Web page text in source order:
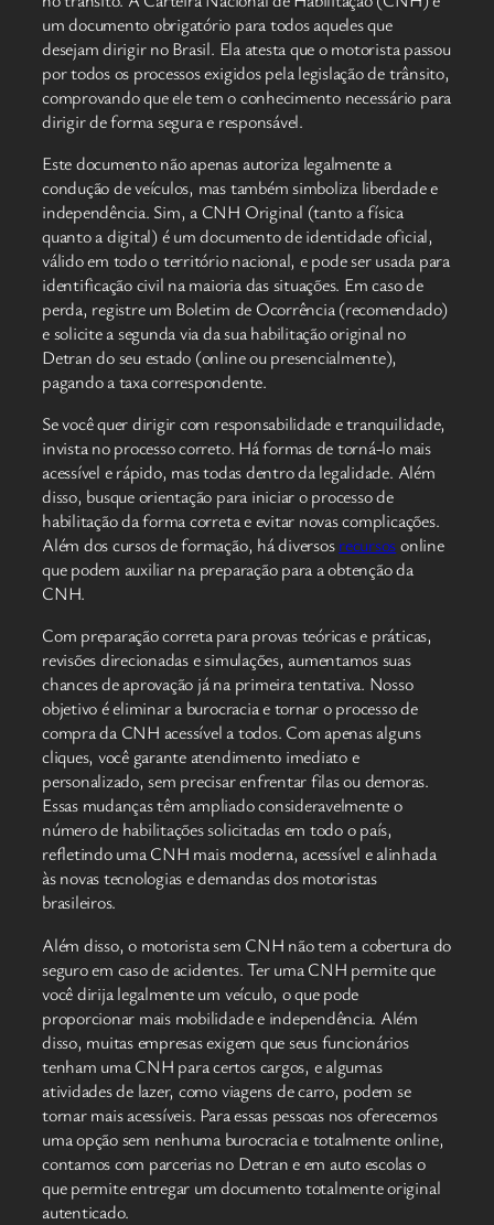
um documento obrigatório para todos aqueles que
desejam dirigir no Brasil. Ela atesta que o motorista passou
por todos os processos exigidos pela legislação de trânsito,
comprovando que ele tem o conhecimento necessário para
dirigir de forma segura e responsável.
Este documento não apenas autoriza legalmente a
condução de veículos, mas também simboliza liberdade e
independência. Sim, a CNH Original (tanto a física
quanto a digital) é um documento de identidade oficial,
válido em todo o território nacional, e pode ser usada para
identificação civil na maioria das situações. Em caso de
perda, registre um Boletim de Ocorrência (recomendado)
e solicite a segunda via da sua habilitação original no
Detran do seu estado (online ou presencialmente),
pagando a taxa correspondente.
Se você quer dirigir com responsabilidade e tranquilidade,
invista no processo correto. Há formas de torná-lo mais
acessível e rápido, mas todas dentro da legalidade. Além
disso, busque orientação para iniciar o processo de
habilitação da forma correta e evitar novas complicações.
Além dos cursos de formação, há diversosrecursosonline
que podem auxiliar na preparação para a obtenção da
CNH.
Com preparação correta para provas teóricas e práticas,
revisões direcionadas e simulações, aumentamos suas
chances de aprovação já na primeira tentativa. Nosso
objetivo é eliminar a burocracia e tornar o processo de
compra da CNH acessível a todos. Com apenas alguns
cliques, você garante atendimento imediato e
personalizado, sem precisar enfrentar filas ou demoras.
Essas mudanças têm ampliado consideravelmente o
número de habilitações solicitadas em todo o país,
refletindo uma CNH mais moderna, acessível e alinhada
às novas tecnologias e demandas dos motoristas
brasileiros.
Além disso, o motorista sem CNH não tem a cobertura do
seguro em caso de acidentes. Ter uma CNH permite que
você dirija legalmente um veículo, o que pode
proporcionar mais mobilidade e independência. Além
disso, muitas empresas exigem que seus funcionários
tenham uma CNH para certos cargos, e algumas
atividades de lazer, como viagens de carro, podem se
tornar mais acessíveis. Para essas pessoas nos oferecemos
uma opção sem nenhuma burocracia e totalmente online,
contamos com parcerias no Detran e em auto escolas o
que permite entregar um documento totalmente original
autenticado.